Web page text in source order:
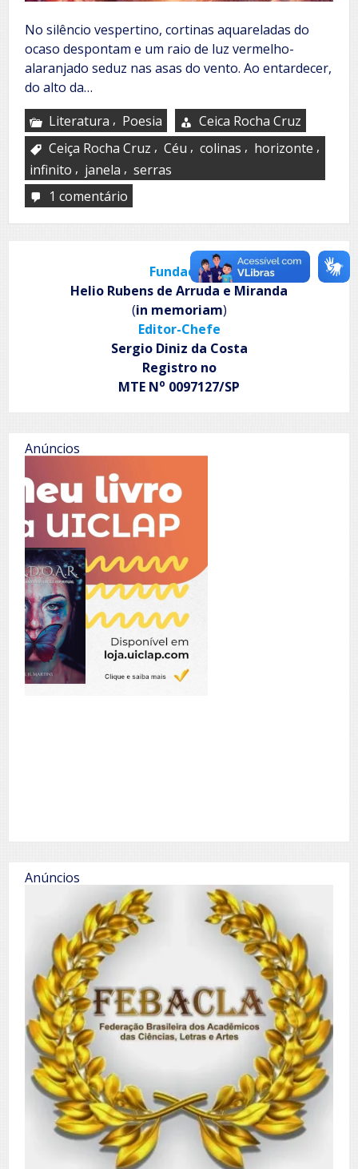
No silêncio vespertino, cortinas aquareladas do
ocaso despontam e um raio de luz vermelho-
alaranjado seduz nas asas do vento. Ao entardecer,
do alto da…
Literatura , Poesia
Ceica Rocha Cruz
Ceiça Rocha Cruz , Céu , colinas , horizonte ,
infinito , janela , serras
1 comentário
janela,
Fundador
Helio Rubens de Arruda e Miranda
(in memoriam)
Editor-Chefe
Sergio Diniz da Costa
Registro no
MTE No 0097127/SP
Anúncios
Anúncios